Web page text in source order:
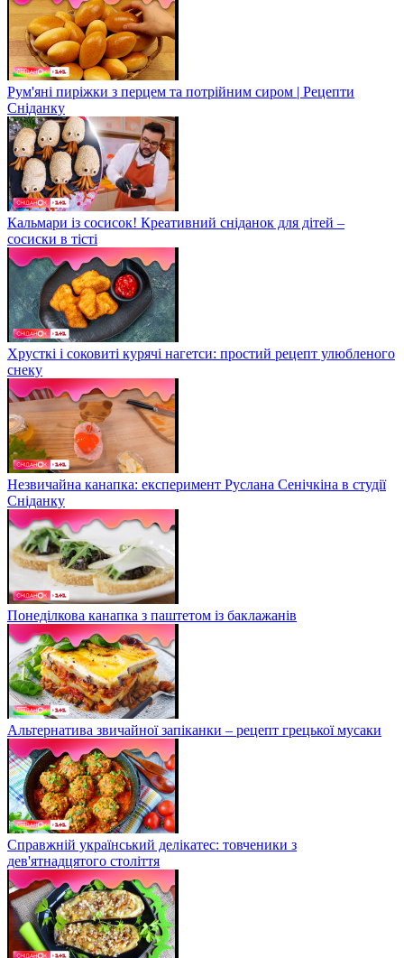
Рум'яні пиріжки з перцем та потрійним сиром | Рецепти
Сніданку
Кальмари із сосисок! Креативний сніданок для дітей –
сосиски в тісті
Хрусткі і соковиті курячі нагетси: простий рецепт улюбленого
снеку
Незвичайна канапка: експеримент Руслана Сенічкіна в студії
Сніданку
Понеділкова канапка з паштетом із баклажанів
Альтернатива звичайної запіканки – рецепт грецької мусаки
Справжній український делікатес: товченики з
дев'ятнадцятого століття